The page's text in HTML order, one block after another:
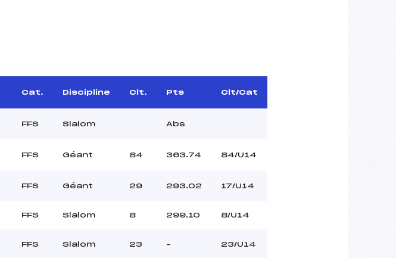
Cat. Discipline Clt. Pts Clt/Cat
FFS Slalom Abs
FFS Géant 84 363.74 84/U14
FFS Géant 29 293.02 17/U14
FFS Slalom 8 299.10 8/U14
FFS Slalom 23 – 23/U14